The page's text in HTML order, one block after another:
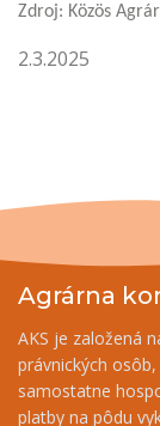
Zdroj: Közös
2.3.2025
Agrárna
AKS je založená
právnických
samostatne
platby na pôdu